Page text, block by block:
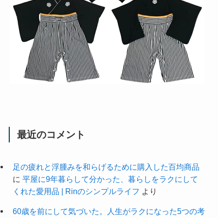
最近のコメント
足の疲れと浮腫みを和らげるために購入した百均商品
に 平屋に9年暮らして分かった、暮らしをラクにして
くれた愛用品 | Rinのシンプルライフ より
60歳を前にして気づいた。人生がラクになった5つの考